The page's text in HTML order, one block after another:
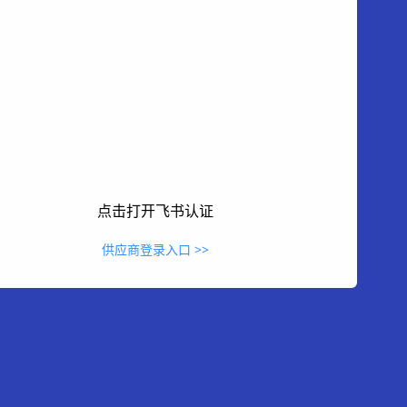
点击打开飞书认证
供应商登录入口 >>